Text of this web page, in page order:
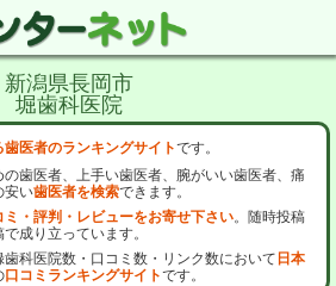
新潟県長岡市
堀歯科医院
医者のランキングサイトです。
歯医者、上手い歯医者、腕がいい歯医者、痛
安い歯医者を検索できます。
ミ・評判・レビューをお寄せ下さい。随時投稿
成り立っています。
科医院数・口コミ数・リンク数において 日本
口コミランキングサイトです。